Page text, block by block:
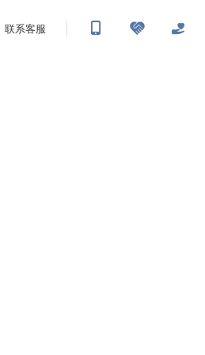
联系客服